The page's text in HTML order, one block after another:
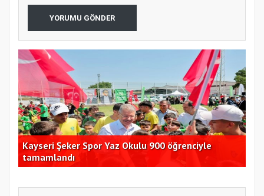
YORUMU GÖNDER
Kayseri Şeker Spor Yaz Okulu 900 öğrenciyle
tamamlandı